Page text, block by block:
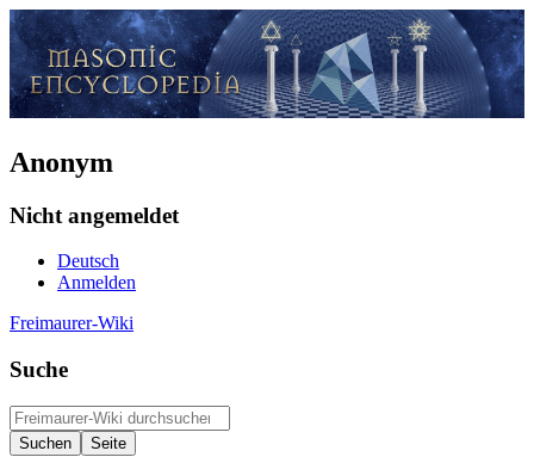
Anonym
Nicht angemeldet
Deutsch
Anmelden
Freimaurer-Wiki
Suche